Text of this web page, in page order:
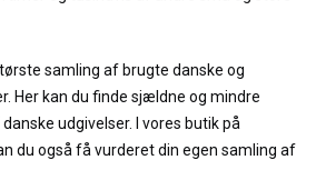
samling af brugte danske og
Her kan du finde sjældne og mindre
udgivelser. I vores butik på
du også få vurderet din egen samling af